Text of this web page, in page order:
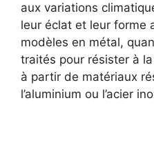
aux variations
leur éclat et leur forme
modèles en métal,
traités pour résister à
à partir de matériaux
l’aluminium ou l’acier